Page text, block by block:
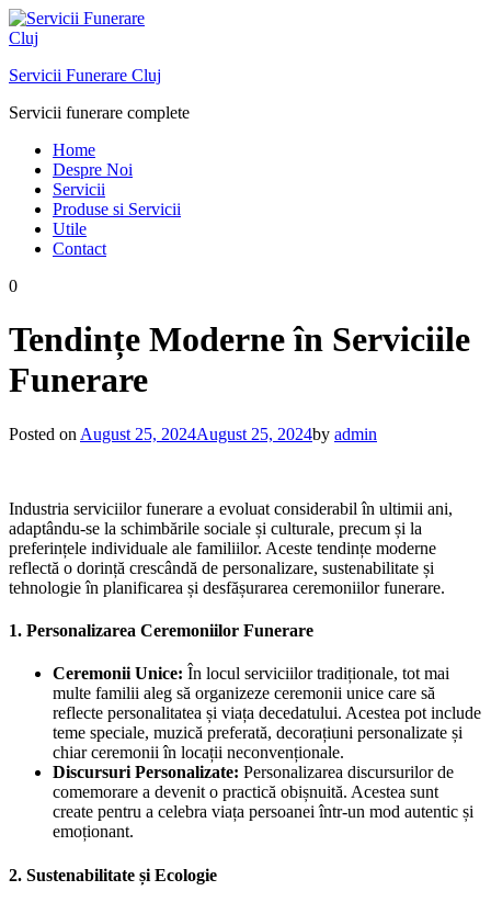
Skip
to
Servicii Funerare Cluj
Servicii funerare complete
Home
Despre Noi
Servicii
Produse si Servicii
Utile
Contact
0
Tendințe Moderne în Serviciile
Funerare
Posted on August 25, 2024August 25, 2024by admin
Industria serviciilor funerare a evoluat considerabil în ultimii ani,
adaptându-se la schimbările sociale și culturale, precum și la
preferințele individuale ale familiilor. Aceste tendințe moderne
reflectă o dorință crescândă de personalizare, sustenabilitate și
tehnologie în planificarea și desfășurarea ceremoniilor funerare.
1. Personalizarea Ceremoniilor Funerare
Ceremonii Unice: În locul serviciilor tradiționale, tot mai
multe familii aleg să organizeze ceremonii unice care să
reflecte personalitatea și viața decedatului. Acestea pot include
teme speciale, muzică preferată, decorațiuni personalizate și
chiar ceremonii în locații neconvenționale.
Discursuri Personalizate: Personalizarea discursurilor de
comemorare a devenit o practică obișnuită. Acestea sunt
create pentru a celebra viața persoanei într-un mod autentic și
emoționant.
2. Sustenabilitate și Ecologie